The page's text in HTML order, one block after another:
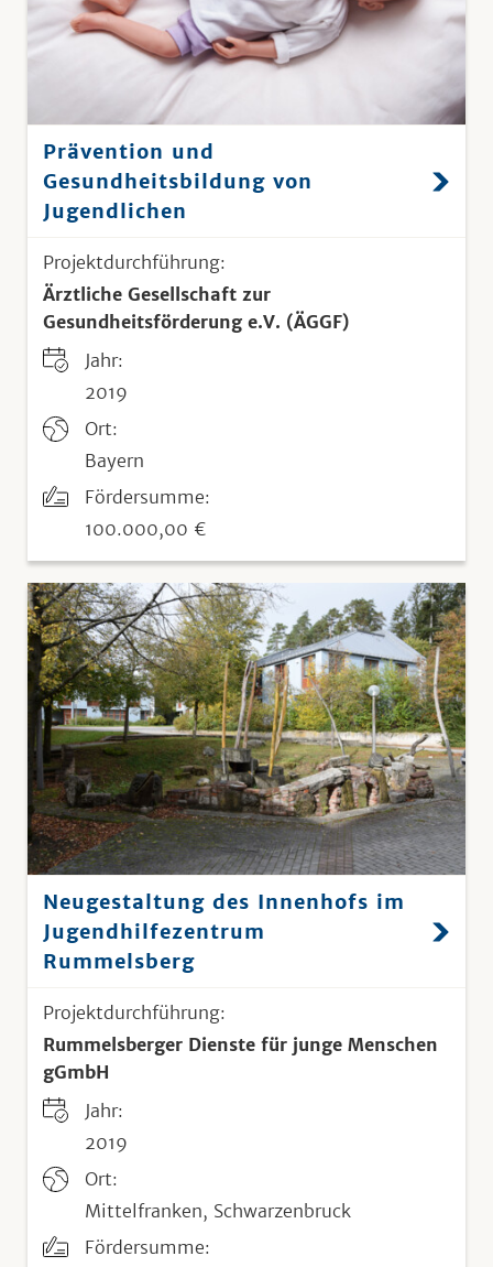
Prävention und
Gesundheitsbildung von
Jugendlichen
Projektdurchführung:
Ärztliche Gesellschaft zur
Gesundheitsförderung e.V. (ÄGGF)
Jahr:
2019
Ort:
Bayern
Fördersumme:
100.000,00 €
Neugestaltung des Innenhofs im
Jugendhilfezentrum
Rummelsberg
Projektdurchführung:
Rummelsberger Dienste für junge Menschen
gGmbH
Jahr:
2019
Ort:
Mittelfranken, Schwarzenbruck
Fördersumme: